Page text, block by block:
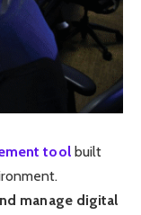
toolbuilt
manage digital